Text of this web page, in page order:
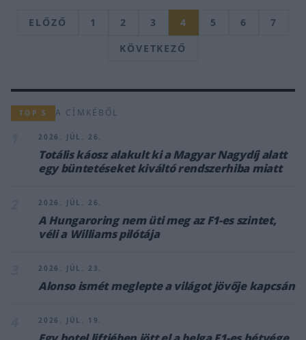
ELŐZŐ 1 2 3 4 5 6
7
KÖVETKEZŐ
TOP 5 A CÍMKÉBŐL
2026. JÚL. 26.
Totális káosz alakult ki a Magyar Nagydíj alatt
egy büntetéseket kiváltó rendszerhiba miatt
2026. JÚL. 26.
A Hungaroring nem üti meg az F1-es szintet,
véli a Williams pilótája
2026. JÚL. 23.
Alonso ismét meglepte a világot jövője kapcsán
2026. JÚL. 19.